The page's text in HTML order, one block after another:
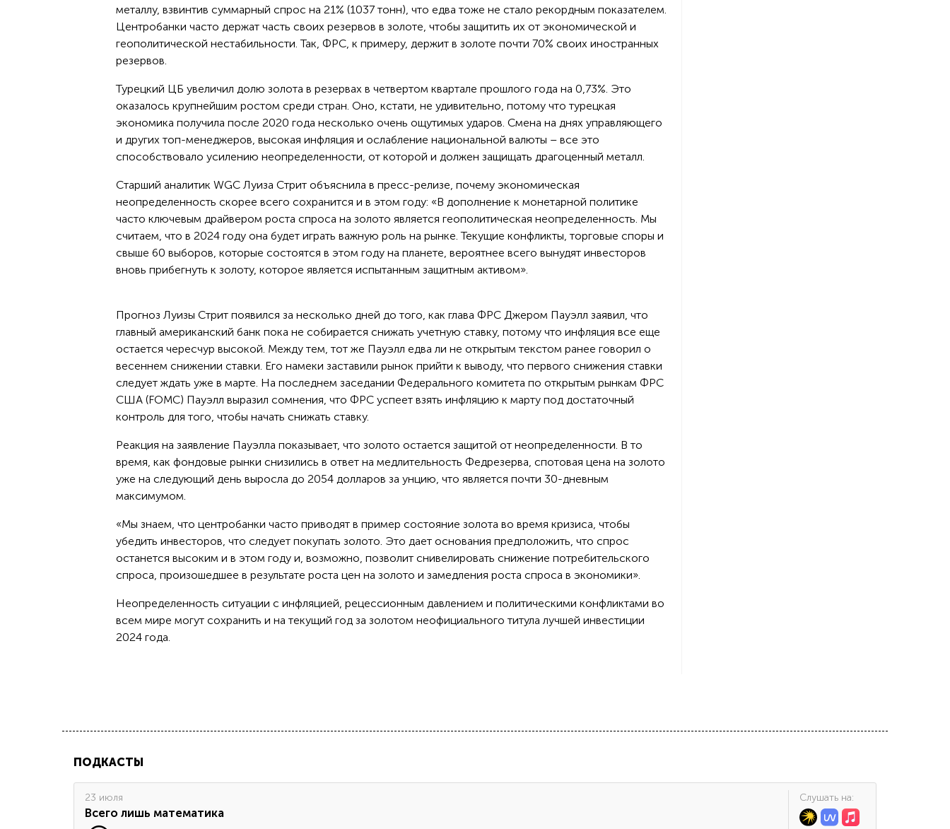
металлу, взвинтив суммарный спрос на 21% (1037 тонн), что едва тоже не стало рекордным показателем.
Центробанки часто держат часть своих резервов в золоте, чтобы защитить их от экономической и
геополитической нестабильности. Так, ФРС, к примеру, держит в золоте почти 70% своих иностранных
резервов.
Турецкий ЦБ увеличил долю золота в резервах в четвертом квартале прошлого года на 0,73%. Это
оказалось крупнейшим ростом среди стран. Оно, кстати, не удивительно, потому что турецкая
экономика получила после 2020 года несколько очень ощутимых ударов. Смена на днях управляющего
и других топ-менеджеров, высокая инфляция и ослабление национальной валюты – все это
способствовало усилению неопределенности, от которой и должен защищать драгоценный металл.
Старший аналитик WGC Луиза Стрит объяснила в пресс-релизе, почему экономическая
неопределенность скорее всего сохранится и в этом году: «В дополнение к монетарной политике
часто ключевым драйвером роста спроса на золото является геополитическая неопределенность. Мы
считаем, что в 2024 году она будет играть важную роль на рынке. Текущие конфликты, торговые споры и
свыше 60 выборов, которые состоятся в этом году на планете, вероятнее всего вынудят инвесторов
вновь прибегнуть к золоту, которое является испытанным защитным активом».
Прогноз Луизы Стрит появился за несколько дней до того, как глава ФРС Джером Пауэлл заявил, что
главный американский банк пока не собирается снижать учетную ставку, потому что инфляция все еще
остается чересчур высокой. Между тем, тот же Пауэлл едва ли не открытым текстом ранее говорил о
весеннем снижении ставки. Его намеки заставили рынок прийти к выводу, что первого снижения ставки
следует ждать уже в марте. На последнем заседании Федерального комитета по открытым рынкам ФРС
США (FOMC) Пауэлл выразил сомнения, что ФРС успеет взять инфляцию к марту под достаточный
контроль для того, чтобы начать снижать ставку.
Реакция на заявление Пауэлла показывает, что золото остается защитой от неопределенности. В то
время, как фондовые рынки снизились в ответ на медлительность Федрезерва, спотовая цена на золото
уже на следующий день выросла до 2054 долларов за унцию, что является почти 30-дневным
максимумом.
«Мы знаем, что центробанки часто приводят в пример состояние золота во время кризиса, чтобы
убедить инвесторов, что следует покупать золото. Это дает основания предположить, что спрос
останется высоким и в этом году и, возможно, позволит снивелировать снижение потребительского
спроса, произошедшее в результате роста цен на золото и замедления роста спроса в экономики».
Неопределенность ситуации с инфляцией, рецессионным давлением и политическими конфликтами во
всем мире могут сохранить и на текущий год за золотом неофициального титула лучшей инвестиции
2024 года.
ПОДКАСТЫ
23 июля
Всего лишь математика
Cлушать на: